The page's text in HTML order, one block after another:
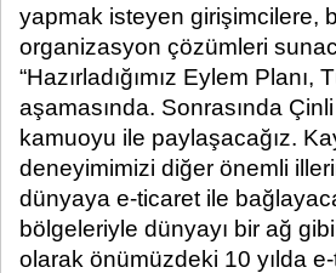
yapmak isteyen girişimcilere,
organizasyon çözümleri
“Hazırladığımız Eylem
aşamasında. Sonrasında
kamuoyu ile paylaşacağız.
deneyimimizi diğer önemli
dünyaya e-ticaret ile
bölgeleriyle dünyayı bir ağ
olarak önümüzdeki 10 yılda